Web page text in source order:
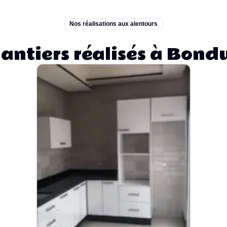
Nos réalisations aux alentours
réalisés à